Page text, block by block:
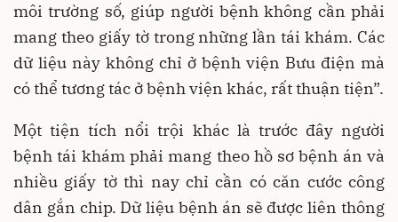
môi trường số, giúp người bệnh không cần phải
mang theo giấy tờ trong những lần tái khám. Các
dữ liệu này không chỉ ở bệnh viện Bưu điện mà
có thể tương tác ở bệnh viện khác, rất thuận tiện”.
Một tiện tích nổi trội khác là trước đây người
bệnh tái khám phải mang theo hồ sơ bệnh án và
nhiều giấy tờ thì nay chỉ cần có căn cước công
dân gắn chip. Dữ liệu bệnh án sẽ được liên thông